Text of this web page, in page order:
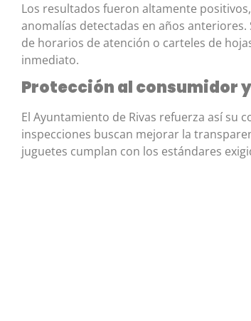
Los resultados fueron altamente
anomalías detectadas en años
de horarios de atención o carteles de
inmediato.
Protección al consumidor
El Ayuntamiento de Rivas refuerza así su
inspecciones buscan mejorar la
juguetes cumplan con los estándares